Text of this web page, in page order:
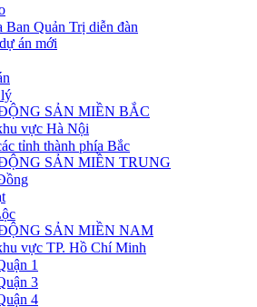
Quản Trị diễn đàn
án mới
SẢN MIỀN BẮC
vực Hà Nội
tỉnh thành phía Bắc
SẢN MIỀN TRUNG
SẢN MIỀN NAM
vực TP. Hồ Chí Minh
1
3
4